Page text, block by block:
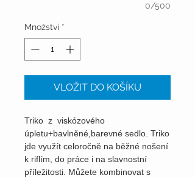
0/500
Množství *
VLOŽIT DO KOŠÍKU
Triko z viskózového
úpletu+bavlněné,barevné sedlo. Triko
jde využít celoročně na běžné nošení
k riflím, do práce i na slavnostní
příležitosti. Můžete kombinovat s